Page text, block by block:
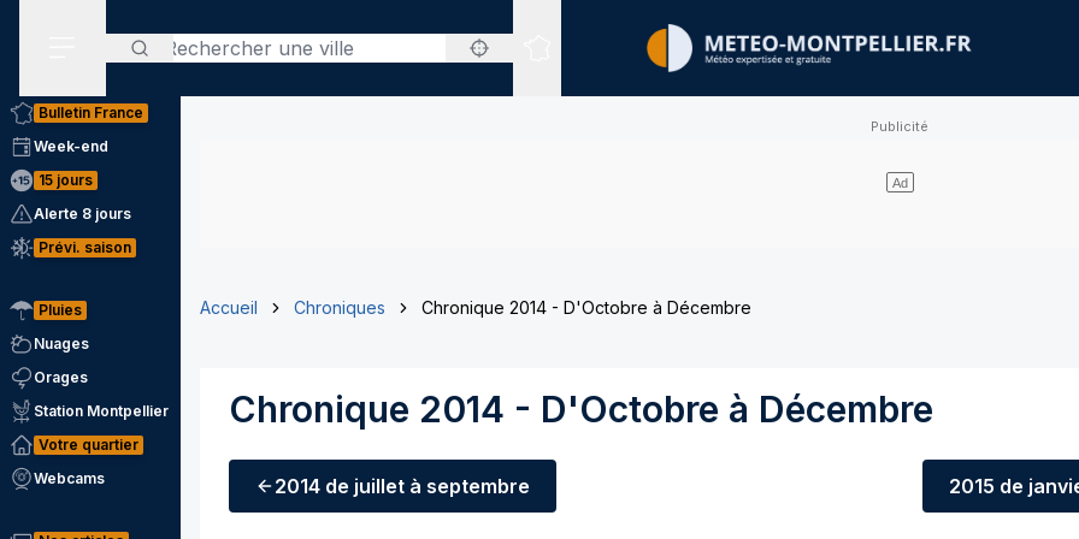
Rechercher
Sites expertisés
Bulletin France
Week-end
15 jours
Alerte 8 jours
Prévi. saison
Pluies
Nuages
Orages
Station Montpellier
Votre quartier
Webcams
Accueil Chroniques Chronique 2014 - D'Octobre à Décembre
Chronique 2014 - D'Octobre à Décembre
2014 de juillet à septembre 2015 de